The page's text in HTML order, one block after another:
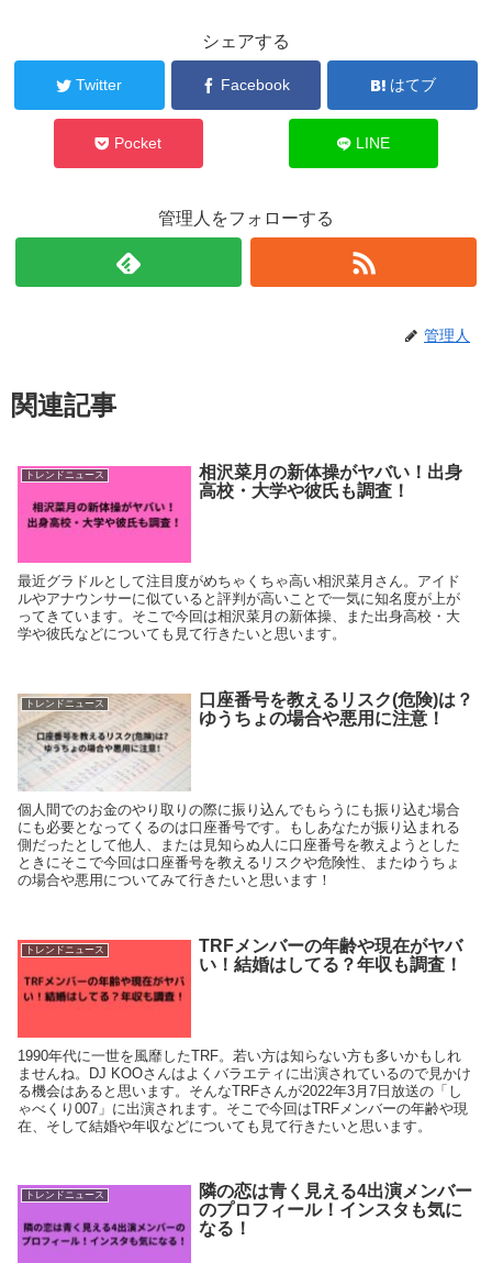
シェアする
Twitter Facebook はてブ
Pocket LINE
管理人をフォローする
管理人
関連記事
トレンドニュース
相沢菜月の新体操がヤバい！出身
高校・大学や彼氏も調査！
最近グラドルとして注目度がめちゃくちゃ高い相沢菜月さん。アイド
ルやアナウンサーに似ていると評判が高いことで一気に知名度が上が
ってきています。そこで今回は相沢菜月の新体操、また出身高校・大
学や彼氏などについても見て行きたいと思います。
トレンドニュース
口座番号を教えるリスク(危険)は？
ゆうちょの場合や悪用に注意！
個人間でのお金のやり取りの際に振り込んでもらうにも振り込む場合
にも必要となってくるのは口座番号です。もしあなたが振り込まれる
側だったとして他人、または見知らぬ人に口座番号を教えようとした
ときにそこで今回は口座番号を教えるリスクや危険性、またゆうちょ
の場合や悪用についてみて行きたいと思います！
トレンドニュース
TRFメンバーの年齢や現在がヤバ
い！結婚はしてる？年収も調査！
1990年代に一世を風靡したTRF。若い方は知らない方も多いかもしれ
ませんね。DJ KOOさんはよくバラエティに出演されているので見かけ
る機会はあると思います。そんなTRFさんが2022年3月7日放送の「し
ゃべくり007」に出演されます。そこで今回はTRFメンバーの年齢や現
在、そして結婚や年収などについても見て行きたいと思います。
トレンドニュース
隣の恋は青く見える4出演メンバー
のプロフィール！インスタも気に
なる！